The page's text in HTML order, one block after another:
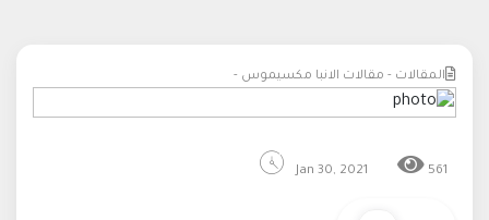
المقالات - مقالات الانبا مكسيموس -
Jan 30, 2021 561